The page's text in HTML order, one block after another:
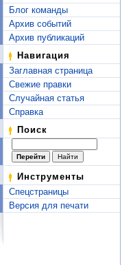
Блог команды
Архив событий
Архив публикаций
Навигация
Заглавная страница
Свежие правки
Случайная статья
Справка
Поиск
Инструменты
Спецстраницы
Версия для печати